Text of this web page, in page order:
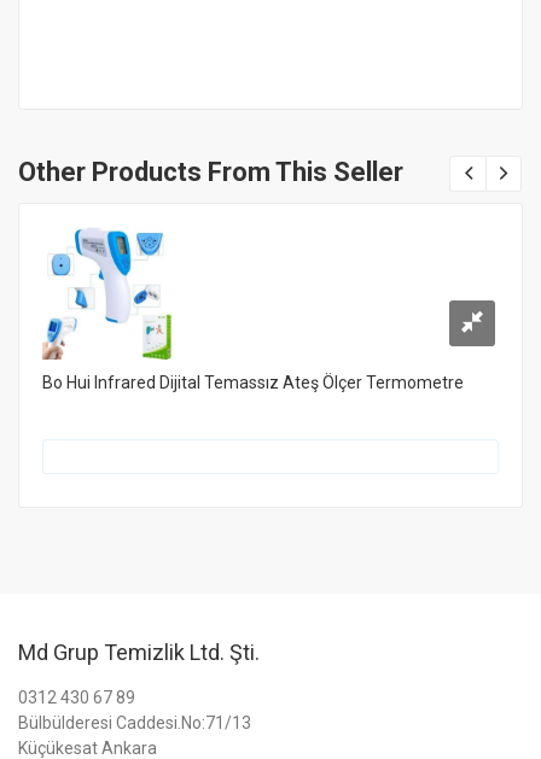
Other Products From This Seller
Bo Hui Infrared Dijital Temassız Ateş Ölçer Termometre
Md Grup Temizlik Ltd. Şti.
0312 430 67 89
Bülbülderesi Caddesi.No:71/13
Küçükesat Ankara